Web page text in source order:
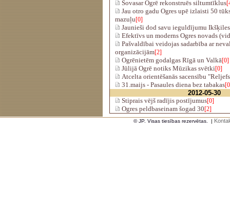
Šovasar Ogrē rekonstruēs siltumtīklus
Jau otro gadu Ogres upē izlaisti 50
mazuļu[0]
Jaunieši dod savu ieguldījumu
Efektīvs un moderns Ogres novads
Pašvaldībai veidojas sadarbība ar
organizācijām[2]
Ogrēnietēm godalgas Rīgā un Valkā[0]
Jūlijā Ogrē notiks Mūzikas svētki[0]
Atcelta orientēšanās sacensību
31.maijs - Pasaules diena bez tabakas
2012-05-30
Stiprais vējš radījis postījumus[0]
Ogres peldbaseinam šogad 30[2]
© JP. Visas tiesības rezervētas. |